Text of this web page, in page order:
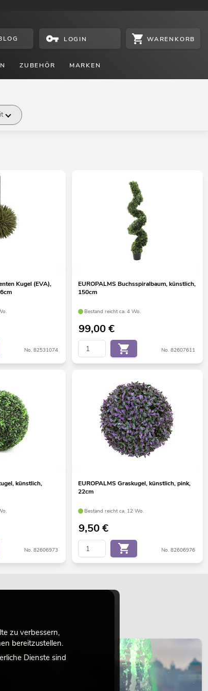
LOGIN WARENKORB
ZUBEHÖR MARKEN
Kugel (EVA),
No. 82531074
EUROPALMS Buchsspiralbaum, künstlich,
150cm
Bestand reicht ca. 4 Wo.
99,00€
No. 82607611
künstlich,
No. 82606973
EUROPALMS Graskugel, künstlich, pink,
22cm
Bestand reicht ca. 12 Wo.
9,50€
No. 82606976
zu verbessern,
bereitzustellen.
Dienste sind